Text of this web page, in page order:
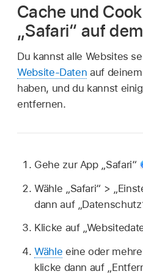
Cache und
„Safari“ auf
Du kannst alle Websites
Website-Daten auf
haben, und du kannst
entfernen.
Gehe zur App „Safari“
Wähle „Safari“ >
dann auf
Klicke auf
Wähle eine oder
klicke dann auf